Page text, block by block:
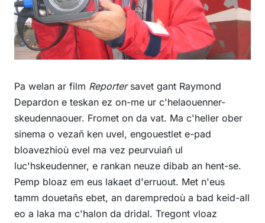
Pa welan ar film Reportersavet gant Raymond
Depardon e teskan ez on-me ur c'helaouenner-
skeudennaouer. Fromet on da vat. Ma c'heller ober
sinema o vezañ ken uvel, engouestlet e-pad
bloavezhioù evel ma vez peurvuiañ ul
luc'hskeudenner, e rankan neuze dibab an hent-se.
Pemp bloaz em eus lakaet d'erruout. Met n'eus
tamm douetañs ebet, an darempredoù a bad keid-all
eo a laka ma c'halon da dridal. Tregont vloaz